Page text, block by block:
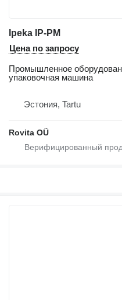
Ipeka IP-PM
Цена по запросу
Промышленное
упаковочная машина
Эстония, Tartu
Rovita OÜ